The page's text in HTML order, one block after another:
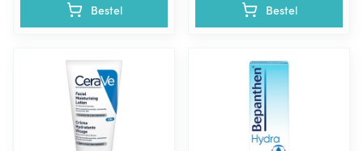
Bestel Bestel